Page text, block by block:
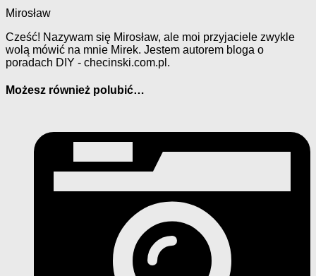
Mirosław
Cześć! Nazywam się Mirosław, ale moi przyjaciele zwykle
wolą mówić na mnie Mirek. Jestem autorem bloga o
poradach DIY - checinski.com.pl.
Możesz również polubić…